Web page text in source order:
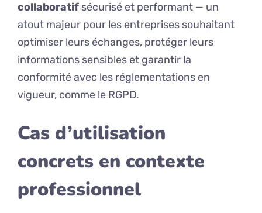
collaboratif sécurisé et performant — un
atout majeur pour les entreprises souhaitant
optimiser leurs échanges, protéger leurs
informations sensibles et garantir la
conformité avec les réglementations en
vigueur, comme le RGPD.
Cas d’utilisation
concrets en contexte
professionnel